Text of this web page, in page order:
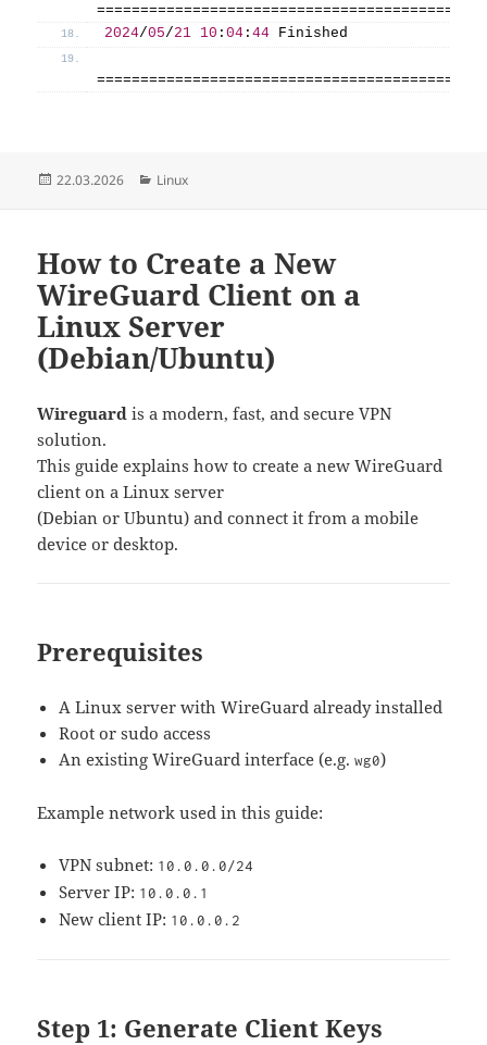
2024/05/21 10 :04 :44 Finished
Posted
22.03.2026 Categories
Linux
How to Create a New
WireGuard Client on a
Linux Server
(Debian/Ubuntu)
Wireguard is a modern, fast, and secure VPN
solution.
This guide explains how to create a new WireGuard
client on a Linux server
(Debian or Ubuntu) and connect it from a mobile
device or desktop.
Prerequisites
A Linux server with WireGuard already installed
Root or sudo access
An existing WireGuard interface (e.g.wg0)
Example network used in this guide:
VPN subnet: 10.0.0.0/24
Server IP: 10.0.0.1
New client IP: 10.0.0.2
Step 1: Generate Client Keys